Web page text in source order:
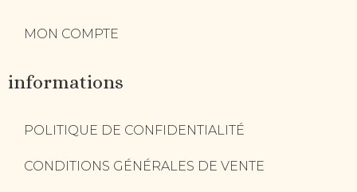
MON COMPTE
informations
POLITIQUE DE CONFIDENTIALITÉ
CONDITIONS GÉNÉRALES DE VENTE